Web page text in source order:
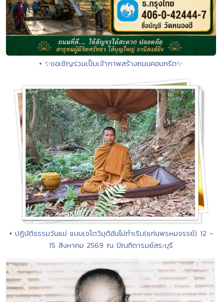
• ✨ขอเชิญร่วมเป็นเจ้าภาพสร้างถนนคอนกรีต✨
• ปฏิบัติธรรมวันแม่ แบบเจโตวิมุติอันไม่กำเริบ(แก่นพรหมจรรย์) 12 -
15 สิงหาคม 2569 ณ ปัณฑิตารมย์สระบุรี